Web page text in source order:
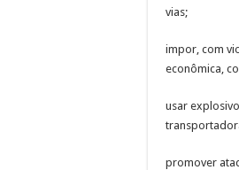
vias;
impor, com
econômica,
usar
promover